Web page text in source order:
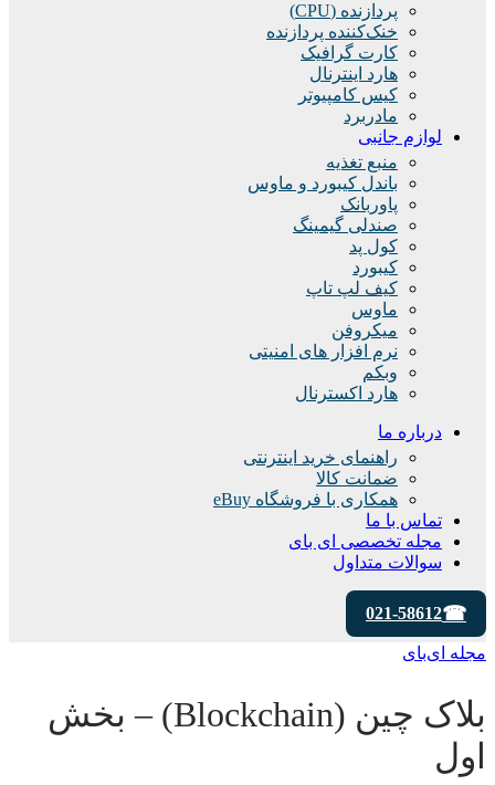
پردازنده (CPU)
خنک‌کننده پردازنده
کارت گرافیک
هارد اینترنال
کیس کامپیوتر
مادربرد
لوازم جانبی
منبع تغذیه
باندل کیبورد و ماوس
پاوربانک
صندلی گیمینگ
کول پد
کیبورد
کیف لپ تاپ
ماوس
میکروفن
نرم افزار های امنیتی
وبکم
هارد اکسترنال
درباره ما
راهنمای خرید اینترنتی
ضمانت کالا
همکاری با فروشگاه eBuy
تماس با ما
مجله تخصصی ای‌ بای
سوالات متداول
021-58612
مجله ای‌بای
بلاک چین (Blockchain) – بخش
اول